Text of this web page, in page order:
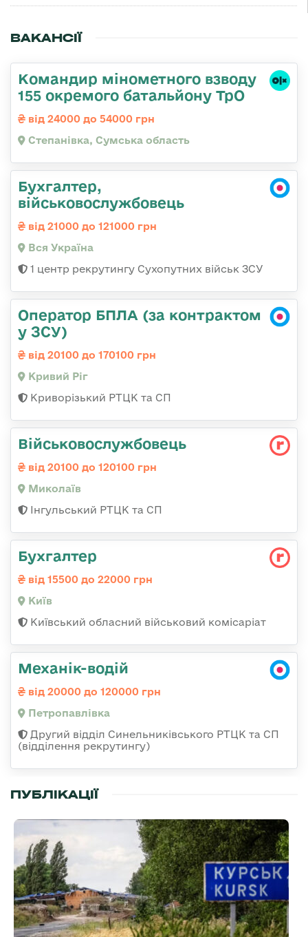
ВАКАНСІЇ
Командир мінометного взводу
155 окремого батальйону ТрО
від 24000 до 54000 грн
Степанівка, Сумська область
Бухгалтер,
військовослужбовець
від 21000 до 121000 грн
Вся Україна
1 центр рекрутингу Сухопутних військ ЗСУ
Оператор БПЛА (за контрактом
у ЗСУ)
від 20100 до 170100 грн
Кривий Ріг
Криворізький РТЦК та СП
Військовослужбовець
від 20100 до 120100 грн
Миколаїв
Інгульський РТЦК та СП
Бухгалтер
від 15500 до 22000 грн
Київ
Київський обласний військовий комісаріат
Механік-водій
від 20000 до 120000 грн
Петропавлівка
Другий відділ Синельниківського РТЦК та СП
(відділення рекрутингу)
ПУБЛІКАЦІЇ